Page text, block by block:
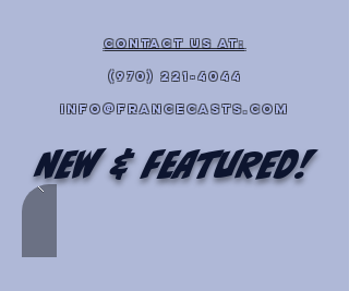
contact Us at:
(970) 221-4044
info@francecasts.com
New & Featured!